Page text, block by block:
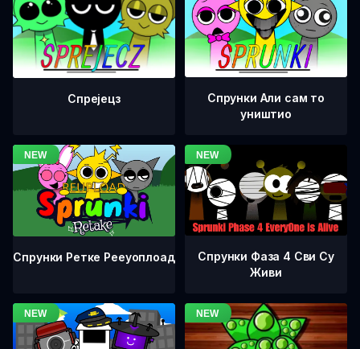
Спрејецз
Спрунки Али сам то
уништио
Спрунки Ретке Рееуоплоад
Спрунки Фаза 4 Сви Су
Живи